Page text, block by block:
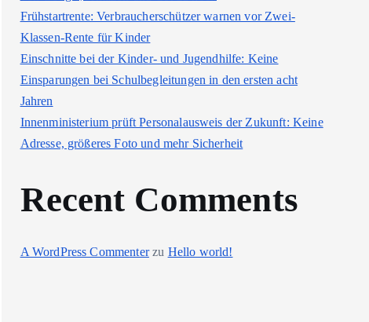
Frühstartrente: Verbraucherschützer warnen vor Zwei-
Klassen-Rente für Kinder
Einschnitte bei der Kinder- und Jugendhilfe: Keine
Einsparungen bei Schulbegleitungen in den ersten acht
Jahren
Innenministerium prüft Personalausweis der Zukunft: Keine
Adresse, größeres Foto und mehr Sicherheit
Recent Comments
A WordPress Commenterzu Hello world!